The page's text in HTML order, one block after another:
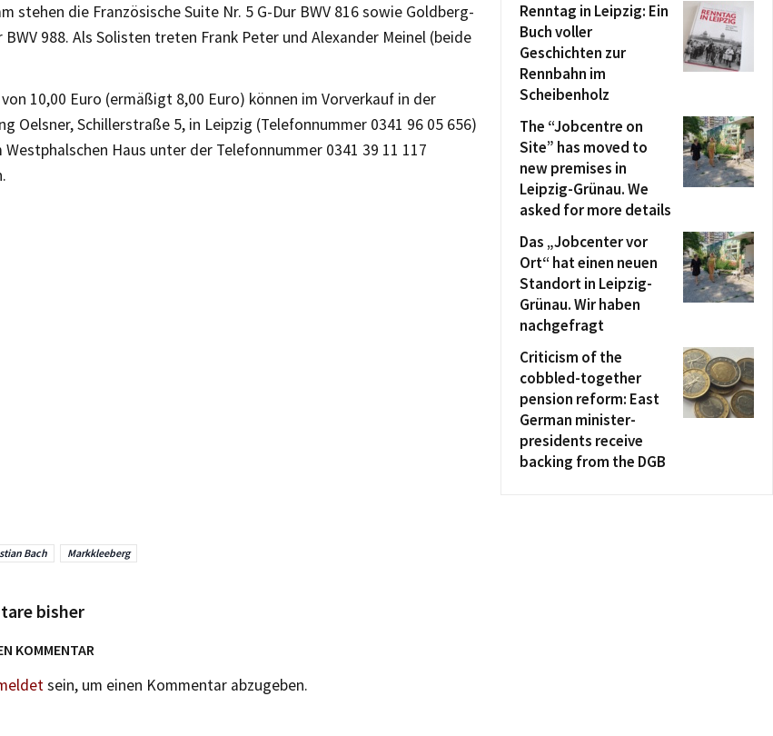
stehen die Französische Suite Nr. 5 G-Dur BWV 816 sowie Goldberg-
BWV 988. Als Solisten treten Frank Peter und Alexander Meinel (beide
10,00 Euro (ermäßigt 8,00 Euro) können im Vorverkauf in der
Oelsner, Schillerstraße 5, in Leipzig (Telefonnummer 0341 96 05 656)
Haus unter der Telefonnummer 0341 39 11 117
Bach Markkleeberg
bisher
KOMMENTAR
sein, um einen Kommentar abzugeben.
Renntag in Leipzig: Ein
Buch voller
Geschichten zur
Rennbahn im
Scheibenholz
The “Jobcentre on
Site” has moved to
new premises in
Leipzig-Grünau. We
asked for more details
Das „Jobcenter vor
Ort“ hat einen neuen
Standort in Leipzig-
Grünau. Wir haben
nachgefragt
Criticism of the
cobbled-together
pension reform: East
German minister-
presidents receive
backing from the DGB